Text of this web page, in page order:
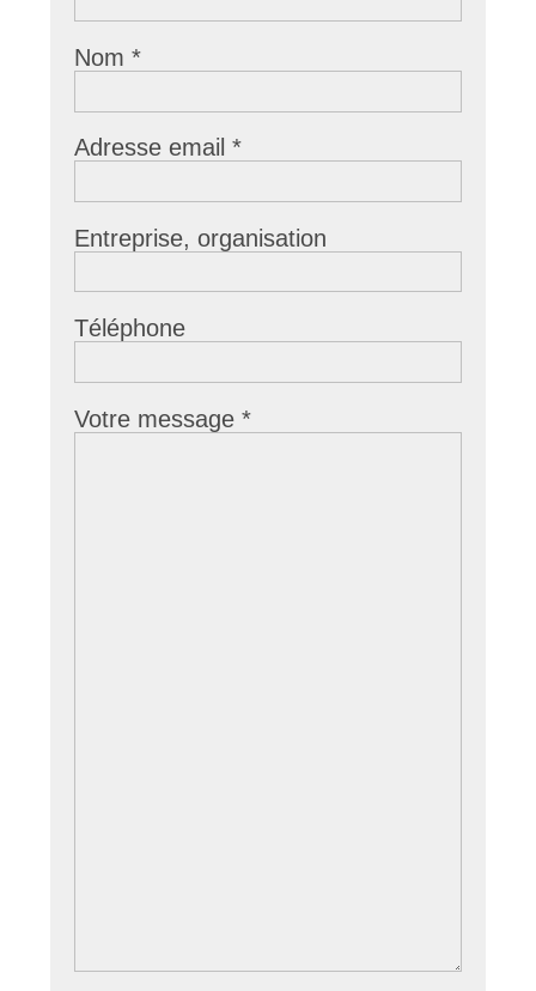
Nom *
Adresse email *
Entreprise, organisation
Téléphone
Votre message*